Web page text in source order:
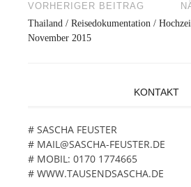
Beitragsnavigation
VORHERIGER BEITRAG
Thailand / Reisedokumentation /
November 2015
KONTAKT
# SASCHA FEUSTER
# MAIL@SASCHA-FEUSTER.DE
# MOBIL: 0170 1774665
# WWW.TAUSENDSASCHA.DE